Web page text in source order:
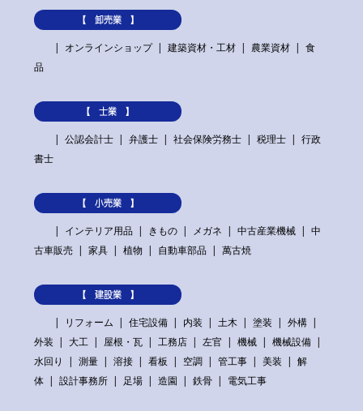
【 卸売業 】
オンラインショップ
建築資材・工材 農業資材
食
品
【 士業 】
公認会計士
弁護士 社会保険労務士 税理士
行政
書士
【 小売業 】
インテリア用品
きもの メガネ 中古産業機械
中
古車販売
家具 植物 自動車部品 萬古焼
【 建設業 】
リフォーム
住宅設備 内装 土木 塗装
外構
外装
大工 屋根・瓦 工務店 左官 機械
機械設備
水回り
測量 溶接 看板 空調 管工事 美装
解
体
設計事務所 足場 造園 鉄骨 電気工事